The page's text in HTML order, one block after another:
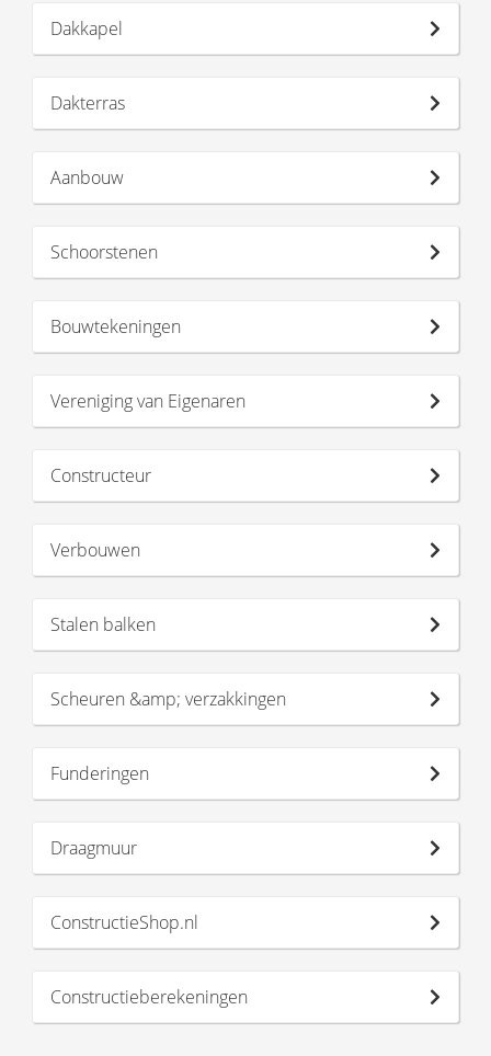
Dakkapel
Dakterras
Aanbouw
Schoorstenen
Bouwtekeningen
Vereniging van Eigenaren
Constructeur
Verbouwen
Stalen balken
Scheuren &amp; verzakkingen
Funderingen
Draagmuur
ConstructieShop.nl
Constructieberekeningen